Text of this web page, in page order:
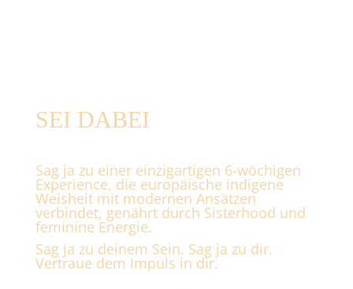
SEI DABEI
Sag ja zu einer einzigartigen 6-wöchigen
Experience, die europäische indigene
Weisheit mit modernen Ansätzen
verbindet, genährt durch Sisterhood und
feminine Energie.
Sag ja zu deinem Sein. Sag ja zu dir.
Vertraue dem Impuls in dir.